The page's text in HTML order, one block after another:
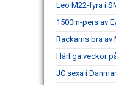
Leo M22-fyra i
1500m-pers av
Rackarns bra av
Härliga veckor
JC sexa i